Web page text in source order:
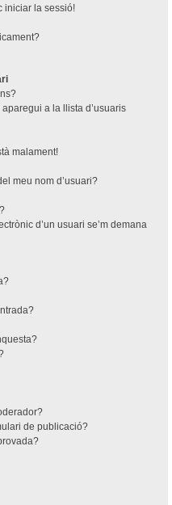
iniciar la sessió!
a la llista d’usuaris
malament!
meu nom d’usuari?
d’un usuari se’m demana
de publicació?